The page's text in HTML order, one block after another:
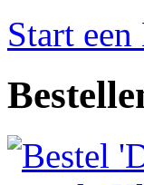
Start